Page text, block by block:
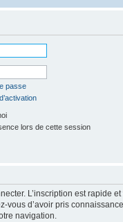
passe
lors de cette session
L’inscription est
vous d’avoir pris
navigation.